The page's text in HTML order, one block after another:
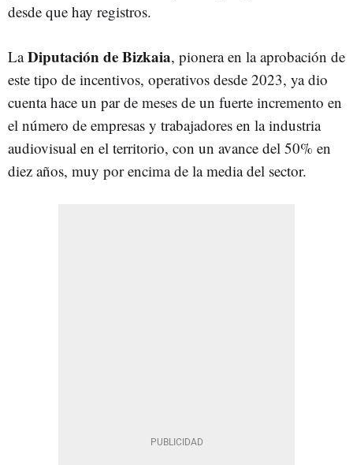
desde que hay registros.
LaDiputación de Bizkaia, pionera en la aprobación de
este tipo de incentivos, operativos desde 2023, ya dio
cuenta hace un par de meses de un fuerte incremento en
el número de empresas y trabajadores en la industria
audiovisual en el territorio, con un avance del 50% en
diez años, muy por encima de la media del sector.